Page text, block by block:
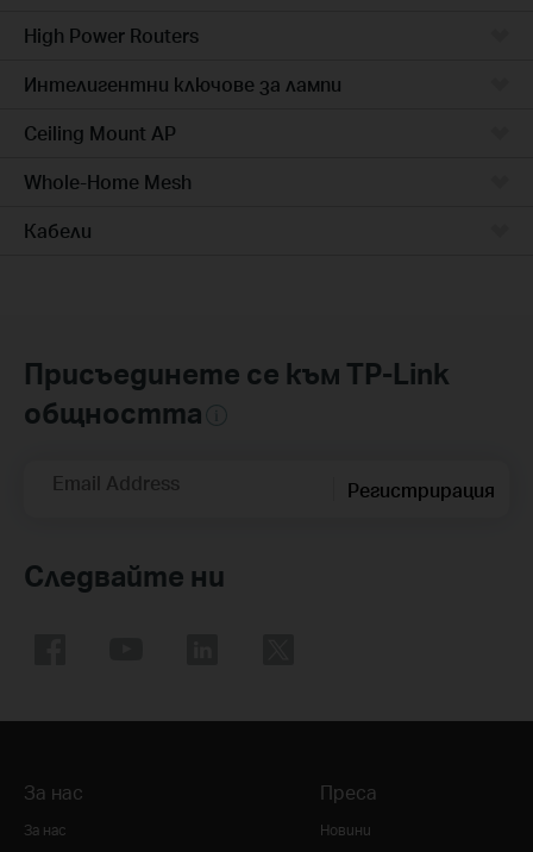
High Power Routers
Интелигентни ключове за лампи
Ceiling Mount AP
Whole-Home Mesh
Кабели
Присъединете се към TP-Link
общността
Email Address Регистрирация
Следвайте ни
За нас
За нас
Преса
Новини